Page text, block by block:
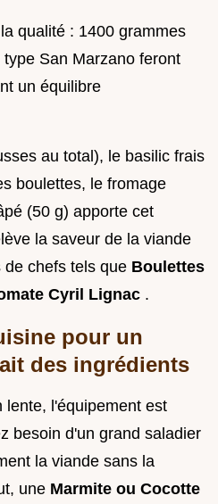
qualité : 1400 grammes
San Marzano feront
un équilibre
au total), le basilic frais
boulettes, le fromage
(50 g) apporte cet
la saveur de la viande
chefs tels que Boulettes
Cyril Lignac .
pour un
des ingrédients
lente, l'équipement est
besoin d'un grand saladier
la viande sans la
une Marmite ou Cocotte